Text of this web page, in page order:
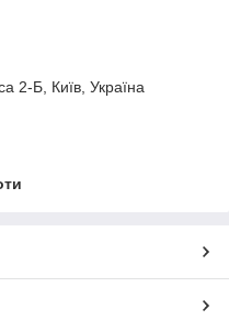
2-Б, Київ, Україна